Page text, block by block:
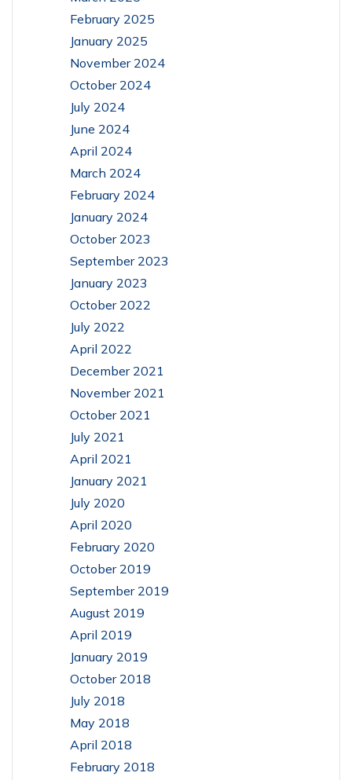
February 2025
January 2025
November 2024
October 2024
July 2024
June 2024
April 2024
March 2024
February 2024
January 2024
October 2023
September 2023
January 2023
October 2022
July 2022
April 2022
December 2021
November 2021
October 2021
July 2021
April 2021
January 2021
July 2020
April 2020
February 2020
October 2019
September 2019
August 2019
April 2019
January 2019
October 2018
July 2018
May 2018
April 2018
February 2018